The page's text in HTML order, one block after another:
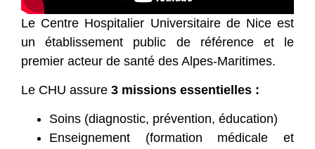
Le Centre Hospitalier Universitaire de Nice est
un établissement public de référence et le
premier acteur de santé des Alpes-Maritimes.
Le CHU assure 3 missions essentielles :
Soins (diagnostic, prévention, éducation)
Enseignement (formation médicale et